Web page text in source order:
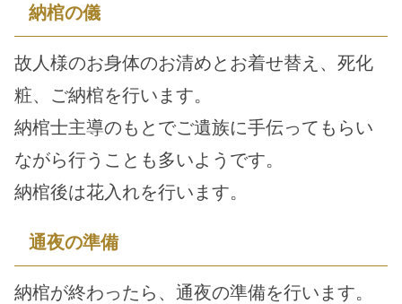
納棺の儀
故人様のお身体のお清めとお着せ替え、死化
粧、ご納棺を行います。
納棺士主導のもとでご遺族に手伝ってもらい
ながら行うことも多いようです。
納棺後は花入れを行います。
通夜の準備
納棺が終わったら、通夜の準備を行います。